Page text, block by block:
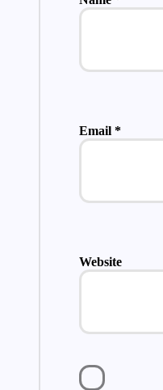
Email *
Website